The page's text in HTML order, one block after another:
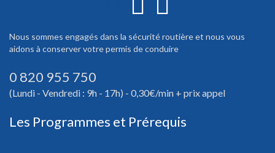
Nous sommes engagés dans la sécurité routière et nous vous
aidons à conserver votre permis de conduire
0 820 955 750
(Lundi - Vendredi : 9h - 17h) - 0,30€/min + prix appel
Les Programmes et Prérequis